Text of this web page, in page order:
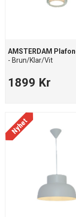
AMSTERDAM
- Brun/Klar/Vit
1899 Kr